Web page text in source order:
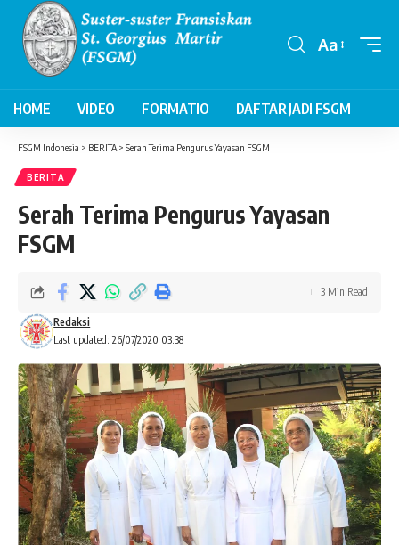
Font
Aa
HOME VIDEO FORMATIO DAFTAR JADI FSGM
FSGM Indonesia > BERITA > Serah Terima Pengurus Yayasan FSGM
BERITA
Serah Terima Pengurus Yayasan
FSGM
Last updated: 26/07/2020 03:38
Redaksi
3 Min Read